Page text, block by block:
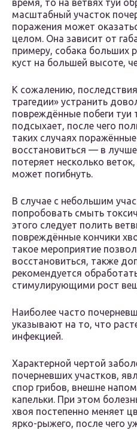
время, то на ветвях туи
масштабный участок
поражения может
целом. Она зависит от
примеру, собака больших
куст на большей высоте,
К сожалению,
трагедии» устранить
повреждённые побеги туи
подсыхает, после чего
таких случаях
восстановиться — в
потеряет несколько
может погибнуть.
В случае с небольшим
попробовать смыть
этого следует полить
повреждённые кончики
такое мероприятие
восстановиться, также
рекомендуется
стимулирующими рост
Наиболее часто
указывают на то, что
инфекцией.
Характерной чертой
почерневших участков,
спор грибов, внешне
капельки. При этом
хвоя постепенно меняет
ярко-рыжего, после чего